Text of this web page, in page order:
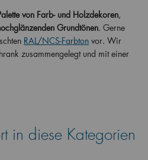
von Farb- und Holzdekoren,
Grundtönen. Gerne
RAL/NCS-Farbton vor. Wir
zusammengelegt und mit einer
in diese Kategorien